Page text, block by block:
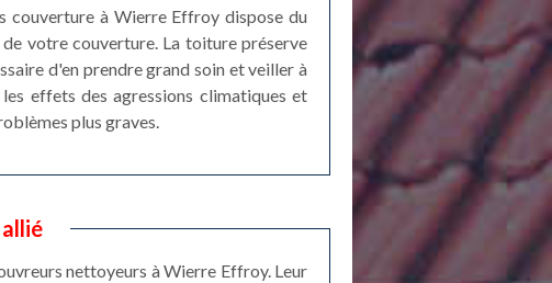
couverture à Wierre Effroy dispose du
votre couverture. La toiture préserve
d'en prendre grand soin et veiller à
effets des agressions climatiques et
plus graves.
nettoyeurs à Wierre Effroy. Leur